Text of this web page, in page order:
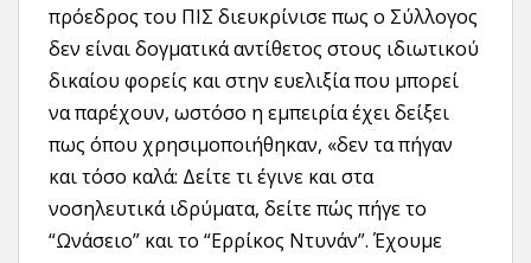
πρόεδρος του ΠΙΣ διευκρίνισε πως ο Σύλλογος
δεν είναι δογματικά αντίθετος στους ιδιωτικού
δικαίου φορείς και στην ευελιξία που μπορεί
να παρέχουν, ωστόσο η εμπειρία έχει δείξει
πως όπου χρησιμοποιήθηκαν, «δεν τα πήγαν
και τόσο καλά: Δείτε τι έγινε και στα
νοσηλευτικά ιδρύματα, δείτε πώς πήγε το
“Ωνάσειο” και το “Ερρίκος Ντυνάν”. Έχουμε